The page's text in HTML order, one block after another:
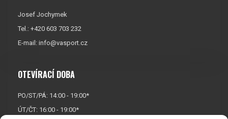
Josef Jochymek
Tel.: +420 603 703 232
E-mail: info@vasport.cz
OTEVÍRACÍ DOBA
PO/ST/PÁ: 14:00 - 19:00*
ÚT/ČT: 16:00 - 19:00*